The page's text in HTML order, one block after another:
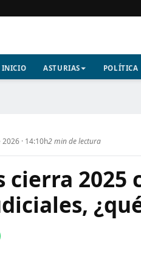
INICIO ASTURIAS POLÍTICA
· 14:10h2 min de lectura
2025